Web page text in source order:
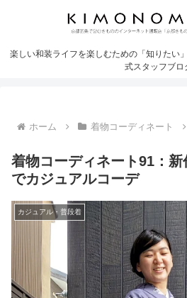
楽しい和装ライフを楽しむための「知りたい
式スタッフブロ
ホーム 着物コーディネート
着物コーディネート91：
でカジュアルコーデ
カジュアル・普段着